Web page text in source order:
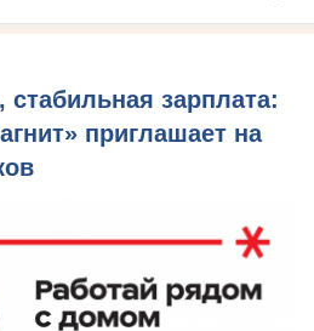
зарплата:
приглашает на